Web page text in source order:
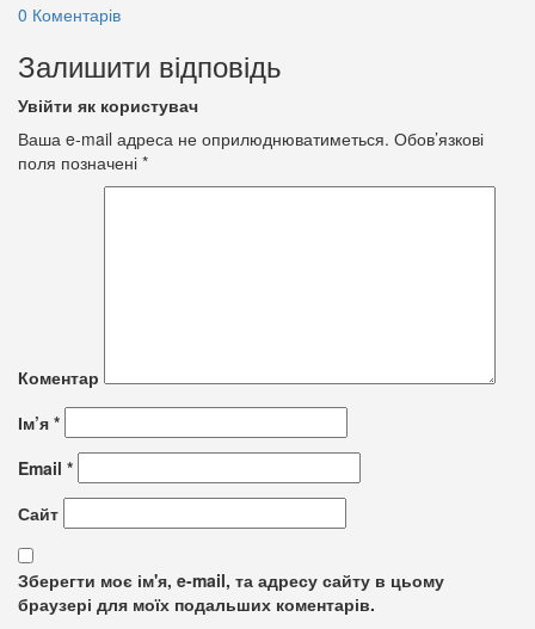
0 Коментарів
Залишити відповідь
Увійти як користувач
Ваша e-mail адреса не оприлюднюватиметься. Обов’язкові
поля позначені *
Коментар
Ім’я *
Email *
Сайт
Зберегти моє ім'я, e-mail, та адресу сайту в цьому
браузері для моїх подальших коментарів.